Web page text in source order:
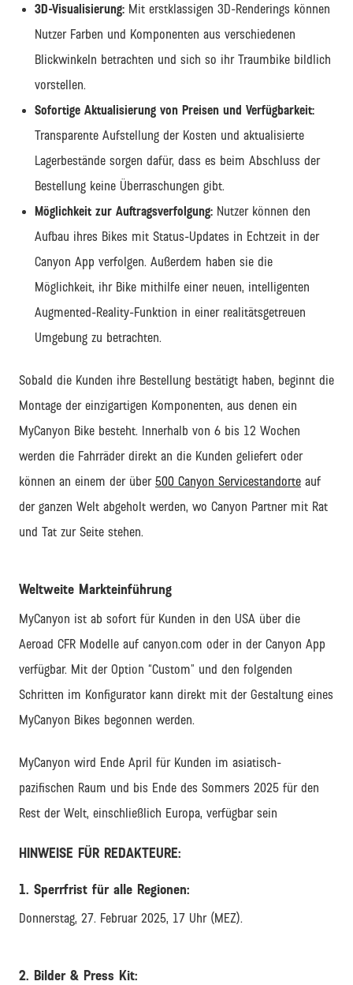
3D-Visualisierung: Mit erstklassigen 3D-Renderings können
Nutzer Farben und Komponenten aus verschiedenen
Blickwinkeln betrachten und sich so ihr Traumbike bildlich
vorstellen.
Sofortige Aktualisierung von Preisen und Verfügbarkeit:
Transparente Aufstellung der Kosten und aktualisierte
Lagerbestände sorgen dafür, dass es beim Abschluss der
Bestellung keine Überraschungen gibt.
Möglichkeit zur Auftragsverfolgung: Nutzer können den
Aufbau ihres Bikes mit Status-Updates in Echtzeit in der
Canyon App verfolgen. Außerdem haben sie die
Möglichkeit, ihr Bike mithilfe einer neuen, intelligenten
Augmented-Reality-Funktion in einer realitätsgetreuen
Umgebung zu betrachten.
Sobald die Kunden ihre Bestellung bestätigt haben, beginnt die
Montage der einzigartigen Komponenten, aus denen ein
MyCanyon Bike besteht. Innerhalb von 6 bis 12 Wochen
werden die Fahrräder direkt an die Kunden geliefert oder
können an einem der über 500 Canyon Servicestandorte auf
der ganzen Welt abgeholt werden, wo Canyon Partner mit Rat
und Tat zur Seite stehen.
Weltweite Markteinführung
MyCanyon ist ab sofort für Kunden in den USA über die
Aeroad CFR Modelle auf canyon.com oder in der Canyon App
verfügbar. Mit der Option “Custom” und den folgenden
Schritten im Konfigurator kann direkt mit der Gestaltung eines
MyCanyon Bikes begonnen werden.
MyCanyon wird Ende April für Kunden im asiatisch-
pazifischen Raum und bis Ende des Sommers 2025 für den
Rest der Welt, einschließlich Europa, verfügbar sein
HINWEISE FÜR REDAKTEURE:
1. Sperrfrist für alle Regionen:
Donnerstag, 27. Februar 2025, 17 Uhr (MEZ).
2. Bilder & Press Kit: